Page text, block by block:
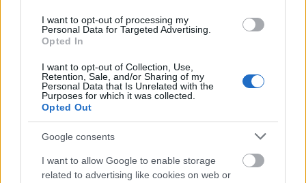
I want to opt-out of processing my
Personal Data for Targeted Advertising.
Opted In
I want to opt-out of Collection, Use,
Retention, Sale, and/or Sharing of my
Personal Data that Is Unrelated with the
Purposes for which it was collected.
Opted Out
Google consents
I want to allow Google to enable storage
related to advertising like cookies on web or
Tóth Andi: „Kicsavarták belőlem az
Attól nem félsz, hogy esetleg egy-egy munka
emiatt megy el melletted?